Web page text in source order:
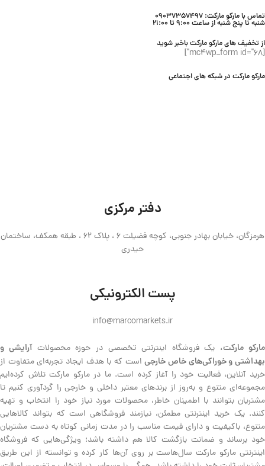
تماس با مارکو مارکت: 09037357497
شنبه تا پنج شنبه از ساعت 9:00 تا 21:00
از تخفیف های مارکو مارکت باخبر شوید
[mc4wp_form id="68"]
مارکو مارکت در شبکه های اجتماعی
دفتر مرکزی
هرمزگان، خیابان بهادر جنوبی، کوچه فضیلت 6 ، پلاک 62 ، طبقه همکف، ساختمان
حیدری
پست الکترونیکی
info@marcomarkets.ir
مارکو مارکت، یک فروشگاه اینترنتی تخصصی در حوزه محصولاتآرایشی و
بهداشتی و خوراکی‌های خاص خارجیاست که با هدف ایجاد تجربه‌ای متفاوت از
خرید آنلاین، فعالیت خود را آغاز کرده است. ما در مارکو مارکت تلاش کرده‌ایم
مجموعه‌ای متنوع و به‌روز از برندهای معتبر داخلی و خارجی را گردآوری کنیم تا
مشتریان بتوانند با اطمینان خاطر، محصولات مورد نیاز خود را انتخاب و تهیه
کنند. یک خرید اینترنتی مطمئن، نیازمند فروشگاهی است که بتواند کالاهایی
متنوع، باکیفیت و دارای قیمت مناسب را در مدت زمانی کوتاه به دست مشتریان
خود برساند و ضمانت بازگشت کالا هم داشته باشد؛ ویژگی‌هایی که فروشگاه
اینترنتی مارکو مارکت سال‌هاست بر روی آن‌ها کار کرده و توانسته از این طریق